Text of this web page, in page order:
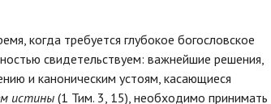
когда требуется глубокое богословское
свидетельствуем: важнейшие решения,
и каноническим устоям, касающиеся
истины(1 Тим. 3, 15), необходимо принимать